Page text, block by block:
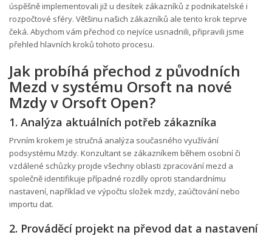
úspěšně implementovali již u desítek zákazníků z podnikatelské i
rozpočtové sféry. Většinu našich zákazníků ale tento krok teprve
čeká. Abychom vám přechod co nejvíce usnadnili, připravili jsme
přehled hlavních kroků tohoto procesu.
Jak probíhá přechod z původních
Mezd v systému Orsoft na nové
Mzdy v Orsoft Open?
1. Analýza aktuálních potřeb zákazníka
Prvním krokem je stručná analýza současného využívání
podsystému Mzdy. Konzultant se zákazníkem během osobní či
vzdálené schůzky projde všechny oblasti zpracování mezd a
společně identifikuje případné rozdíly oproti standardnímu
nastavení, například ve výpočtu složek mzdy, zaúčtování nebo
importu dat.
2. Prováděcí projekt na převod dat a nastavení